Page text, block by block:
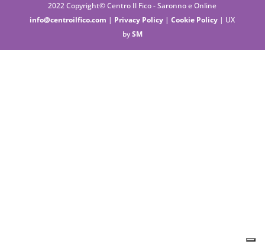
2022 Copyright© Centro Il Fico - Saronno e Online
info@centroilfico.com | Privacy Policy |Cookie Policy | UX
bySM